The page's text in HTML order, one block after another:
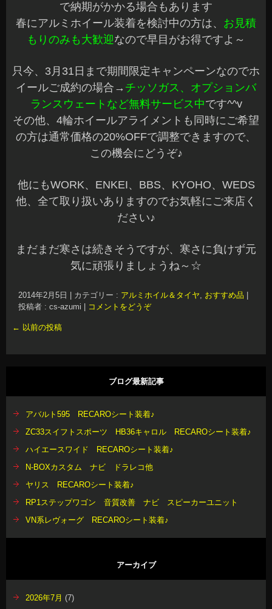
で納期がかかる場合もあります
春にアルミホイール装着を検討中の方は、 お見積
もりのみも大歓迎なので早目がお得ですよ～
只今、3月31日まで期間限定キャンペーンなのでホ
イールご成約の場合→ チッソガス、オプションバ
ランスウェートなど無料サービス中です^^v
その他、4輪ホイールアライメントも同時にご希望
の方は通常価格の20%OFFで調整できますので、
この機会にどうぞ♪
他にもWORK、ENKEI、BBS、KYOHO、WEDS
他、全て取り扱いありますのでお気軽にご来店く
ださい♪
まだまだ寒さは続きそうですが、寒さに負けず元
気に頑張りましょうね～☆
2014年2月5日 カテゴリー : アルミホイル＆タイヤ, おすすめ品
投稿者 : cs-azumi
コメントをどうぞ
← 以前の投稿
ブログ最新記事
アバルト595 RECAROシート装着♪
ZC33スイフトスポーツ HB36キャロル RECAROシート装着♪
ハイエースワイド RECAROシート装着♪
N-BOXカスタム ナビ ドラレコ他
ヤリス RECAROシート装着♪
RP1ステップワゴン 音質改善 ナビ スピーカーユニット
VN系レヴォーグ RECAROシート装着♪
アーカイブ
2026年7月 (7)